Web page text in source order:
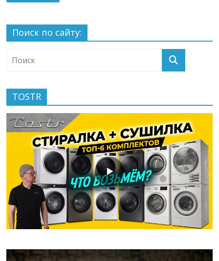
Поиск по сайту:
TOSTR